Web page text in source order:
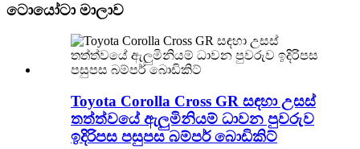
ටොයෝටා මාලාව
Toyota Corolla Cross GR සඳහා උසස්
තත්ත්වයේ ඇලුමිනියම් ධාවන පුවරුව
ඉදිරිපස පසුපස බම්පර් බොඩිකිට්